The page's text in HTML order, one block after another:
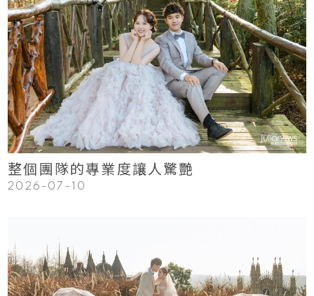
123
Read More
整個團隊的專業度讓人驚艷
2026-07-10
123